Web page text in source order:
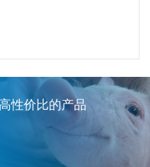
性价比的产品